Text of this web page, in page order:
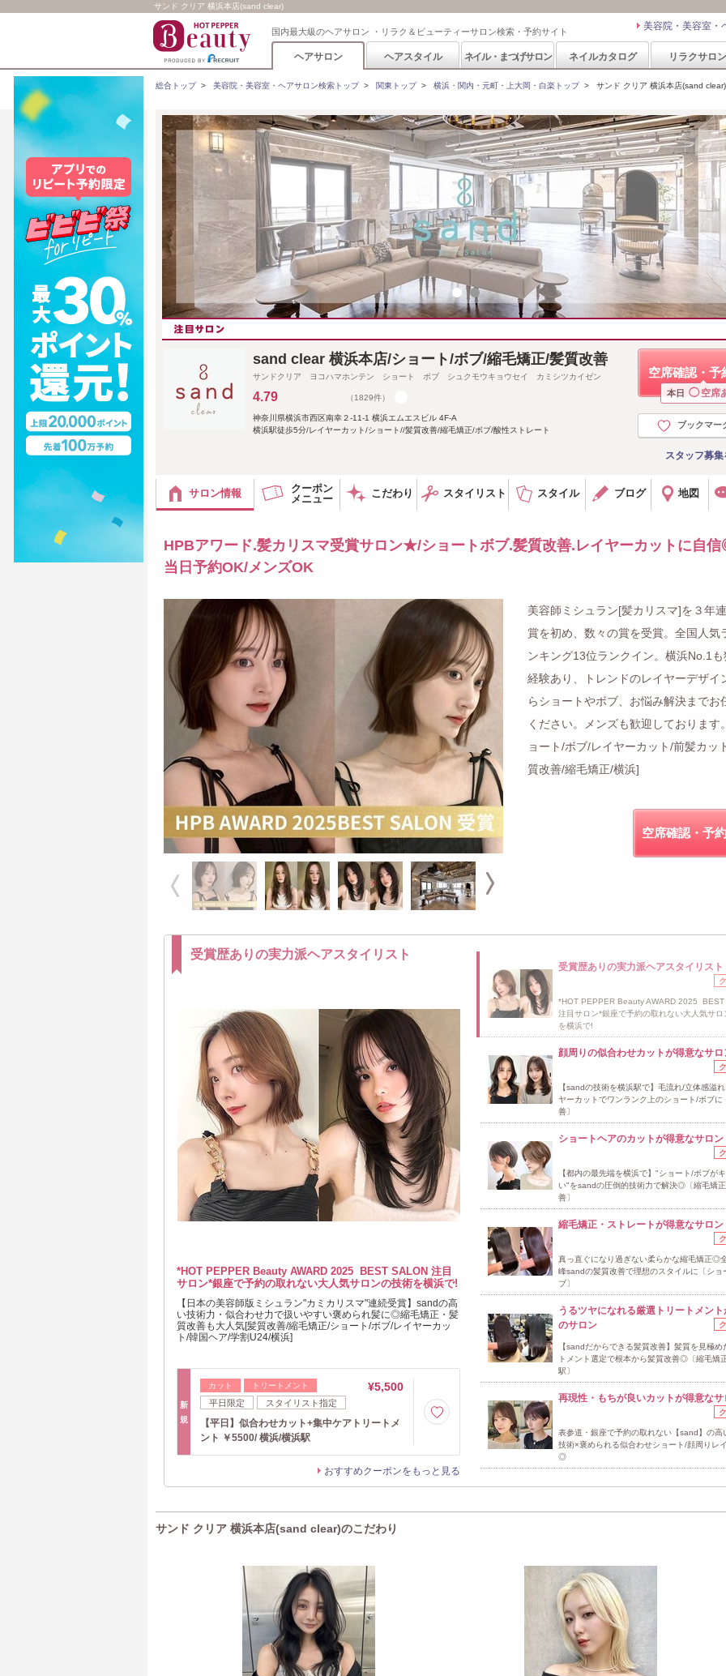
サンド クリア 横浜本店(sand clear)
国内最大級のヘアサロン ・リラク＆ビューティーサロン検索・予約サイト 美容院・美容室・
ヘアサロン ヘアスタイル ネイル・まつげサロン ネイルカタログ リラクサロン
総合トップ> 美容院・美容室・ヘアサロン検索トップ> 関東トップ> 横浜・関内・元町・上大岡・白楽トップ> サンド クリア 横浜本店(sand clear)
空席確認・予
本日 ◯ 空席
ブックマー
スタッフ募
sand clear 横浜本店/ショート/ボブ/縮毛矯正/髪質改善
サンドクリア ヨコハマホンテン ショート ボブ シュクモウキョウセイ カミシツカイゼン
4.79 （1829件）
神奈川県横浜市西区南幸２-11-1 横浜エムエスビル 4F-A
横浜駅徒歩5分/レイヤーカット/ショート//髪質改善/縮毛矯正/ボブ/酸性ストレート
サロン情報
クーポン
メニュー
こだわり スタイリスト スタイル ブログ 地図
HPBアワード.髪カリスマ受賞サロン★/ショートボブ.髪質改善.レイヤーカットに自
当日予約OK/メンズOK
美容師ミシュラン[髪カリスマ]を３年
賞を初め、数々の賞を受賞。全国人気
ンキング13位ランクイン。横浜No.1
経験あり、トレンドのレイヤーデザイ
らショートやボブ、お悩み解決までお
ください。メンズも歓迎しております
ョート/ボブ/レイヤーカット/前髪カッ
質改善/縮毛矯正/横浜]
空席確認・予
受賞歴ありの実力派ヘアスタイリスト
*HOT PEPPER Beauty AWARD 2025 BEST SALON 注目
サロン*銀座で予約の取れない大人気サロンの技術を横浜で!
【日本の美容師版ミシュラン"カミカリスマ"連続受賞】sandの高
い技術力・似合わせ力で扱いやすい褒められ髪に◎縮毛矯正・髪
質改善も大人気[髪質改善/縮毛矯正/ショート/ボブ/レイヤーカッ
ト/韓国ヘア/学割U24/横浜]
新
規
カット トリートメント
平日限定 スタイリスト指定
¥5,500
【平日】似合わせカット+集中ケアトリートメ
ント ￥5500/ 横浜/横浜駅
おすすめクーポンをもっと見る
受賞歴ありの実力派ヘアスタイリスト
*HOT PEPPER Beauty AWARD 2025 BEST
注目サロン*銀座で予約の取れない大人気サロ
を横浜で!
顔周りの似合わせカットが得意なサロ
【sandの技術を横浜駅で】毛流れ/立体感溢
ヤーカットでワンランク上のショート/ボブに
善〕
ショートヘアのカットが得意なサロン
【都内の最先端を横浜で】"ショート/ボブが
い"をsandの圧倒的技術力で解決◎〔縮毛矯
善〕
縮毛矯正・ストレートが得意なサロン
真っ直ぐになり過ぎない柔らかな縮毛矯正◎
峰sandの髪質改善で理想のスタイルに〔ショ
ブ〕
うるツヤになれる厳選トリートメント
のサロン
【sandだからできる髪質改善】髪質を見極め
トメント選定で根本から髪質改善◎〔縮毛矯
駅〕
再現性・もちが良いカットが得意なサ
表参道・銀座で予約の取れない【sand】の高
技術×褒められる似合わせショート/顔周りレ
◎
サンド クリア 横浜本店(sand clear)のこだわり